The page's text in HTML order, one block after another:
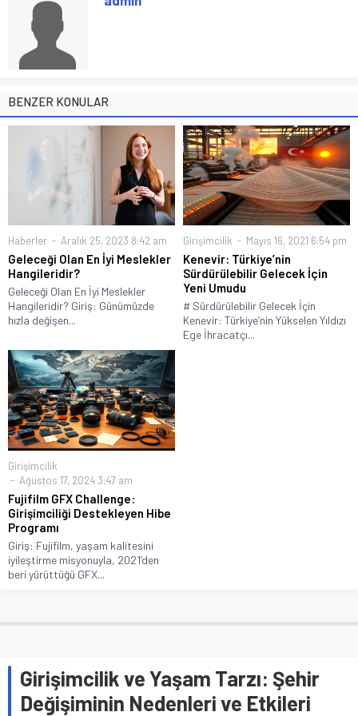
BENZER KONULAR
Haberler Aralık 25, 2023 8:42 am
Geleceği Olan En İyi Meslekler
Hangileridir?
Geleceği Olan En İyi Meslekler
Hangileridir? Giriş: Günümüzde
hızla değişen...
Girişimcilik Mayıs 16, 2021 6:54 pm
Kenevir: Türkiye’nin
Sürdürülebilir Gelecek İçin
Yeni Umudu
# Sürdürülebilir Gelecek İçin
Kenevir: Türkiye’nin Yükselen Yıldızı
Ege İhracatçı...
Girişimcilik
Ağustos 17, 2024 3:47 am
Fujifilm GFX Challenge:
Girişimciliği Destekleyen Hibe
Programı
Giriş: Fujifilm, yaşam kalitesini
iyileştirme misyonuyla, 2021’den
beri yürüttüğü GFX...
Girişimcilik ve Yaşam Tarzı: Şehir
Değişiminin Nedenleri ve Etkileri